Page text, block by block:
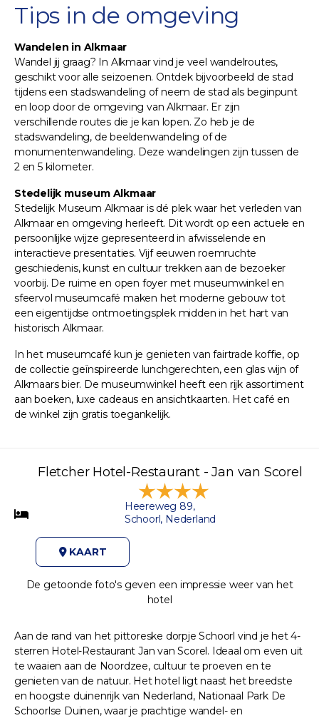
Tips in de omgeving
Wandelen in Alkmaar
Wandel jij graag? In Alkmaar vind je veel wandelroutes,
geschikt voor alle seizoenen. Ontdek bijvoorbeeld de stad
tijdens een stadswandeling of neem de stad als beginpunt
en loop door de omgeving van Alkmaar. Er zijn
verschillende routes die je kan lopen. Zo heb je de
stadswandeling, de beeldenwandeling of de
monumentenwandeling. Deze wandelingen zijn tussen de
2 en 5 kilometer.
Stedelijk museum Alkmaar
Stedelijk Museum Alkmaar is dé plek waar het verleden van
Alkmaar en omgeving herleeft. Dit wordt op een actuele en
persoonlijke wijze gepresenteerd in afwisselende en
interactieve presentaties. Vijf eeuwen roemruchte
geschiedenis, kunst en cultuur trekken aan de bezoeker
voorbij. De ruime en open foyer met museumwinkel en
sfeervol museumcafé maken het moderne gebouw tot
een eigentijdse ontmoetingsplek midden in het hart van
historisch Alkmaar.
In het museumcafé kun je genieten van fairtrade koffie, op
de collectie geïnspireerde lunchgerechten, een glas wijn of
Alkmaars bier. De museumwinkel heeft een rijk assortiment
aan boeken, luxe cadeaus en ansichtkaarten. Het café en
de winkel zijn gratis toegankelijk.
Fletcher Hotel-Restaurant - Jan van Scorel
Heereweg 89,
Schoorl, Nederland
KAART
De getoonde foto's geven een impressie weer van het
hotel
Aan de rand van het pittoreske dorpje Schoorl vind je het 4-
sterren Hotel-Restaurant Jan van Scorel. Ideaal om even uit
te waaien aan de Noordzee, cultuur te proeven en te
genieten van de natuur. Het hotel ligt naast het breedste
en hoogste duinenrijk van Nederland, Nationaal Park De
Schoorlse Duinen, waar je prachtige wandel- en